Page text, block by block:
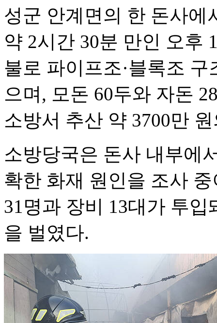
성군 안계면의 한 돈사에
약 2시간 30분 만인 오후
불로 파이프조·블록조
으며, 모돈 60두와 자돈
소방서 추산 약 3700만
소방당국은 돈사 내부에
확한 화재 원인을 조사
31명과 장비 13대가 투
을 벌였다.